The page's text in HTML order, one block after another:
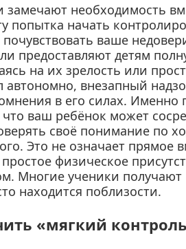
замечают необходимость
попытка начать
ваше
предоставляют детям
на их зрелость или
автономно, внезапный
в его силах. Именно
ваш ребёнок может
своё понимание по
Это не означает
физическое
Многие ученики получают
находится поблизости.
«мягкий